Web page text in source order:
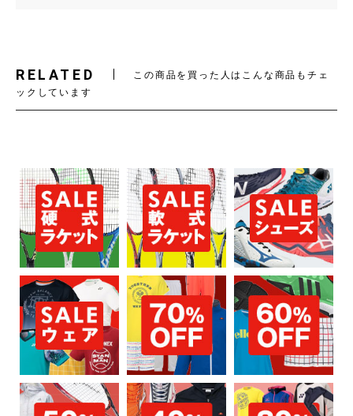
RELATED
この商品を買った人はこんな商品もチェ
ックしています